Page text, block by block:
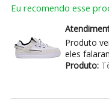
Eu recomendo esse
Produto
eles
Produto: